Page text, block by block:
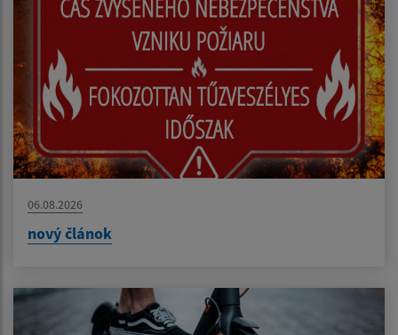
06.08.2026
nový článok